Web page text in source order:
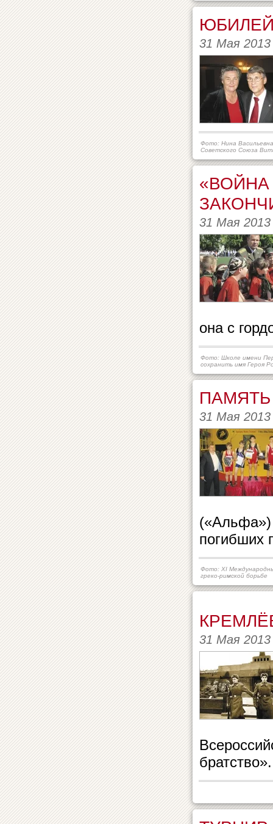
31 Мая 2013
Фото: Нина
Советского Союза
31 Мая 2013
она с
Фото: Школе имени
сохранить имя Героя
31 Мая 2013
(«Альфа»)
погибших
Фото: ХI
греко-римской борьбе
31 Мая 2013
братство».